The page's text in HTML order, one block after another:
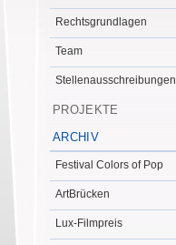
Rechtsgrundlagen
Team
Stellenausschreibungen
PROJEKTE
ARCHIV
Festival Colors of Pop
ArtBrücken
Lux-Filmpreis